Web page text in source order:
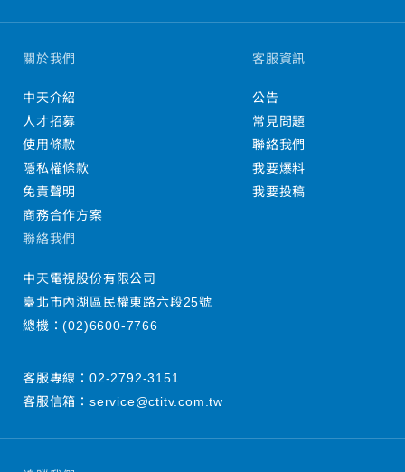
關於我們
中天介紹
人才招募
使用條款
隱私權條款
免責聲明
商務合作方案
客服資訊
公告
常見問題
聯絡我們
我要爆料
我要投稿
聯絡我們
中天電視股份有限公司
臺北市內湖區民權東路六段25號
總機：(02)6600-7766
客服專線： 02-2792-3151
客服信箱： service@ctitv.com.tw